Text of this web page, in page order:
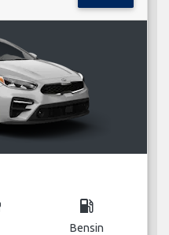
local_gas_station
Bensin